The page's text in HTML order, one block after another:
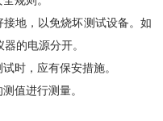
地，以免烧坏测试设备。如
的电源分开。
时，应有保安措施。
值进行测量。